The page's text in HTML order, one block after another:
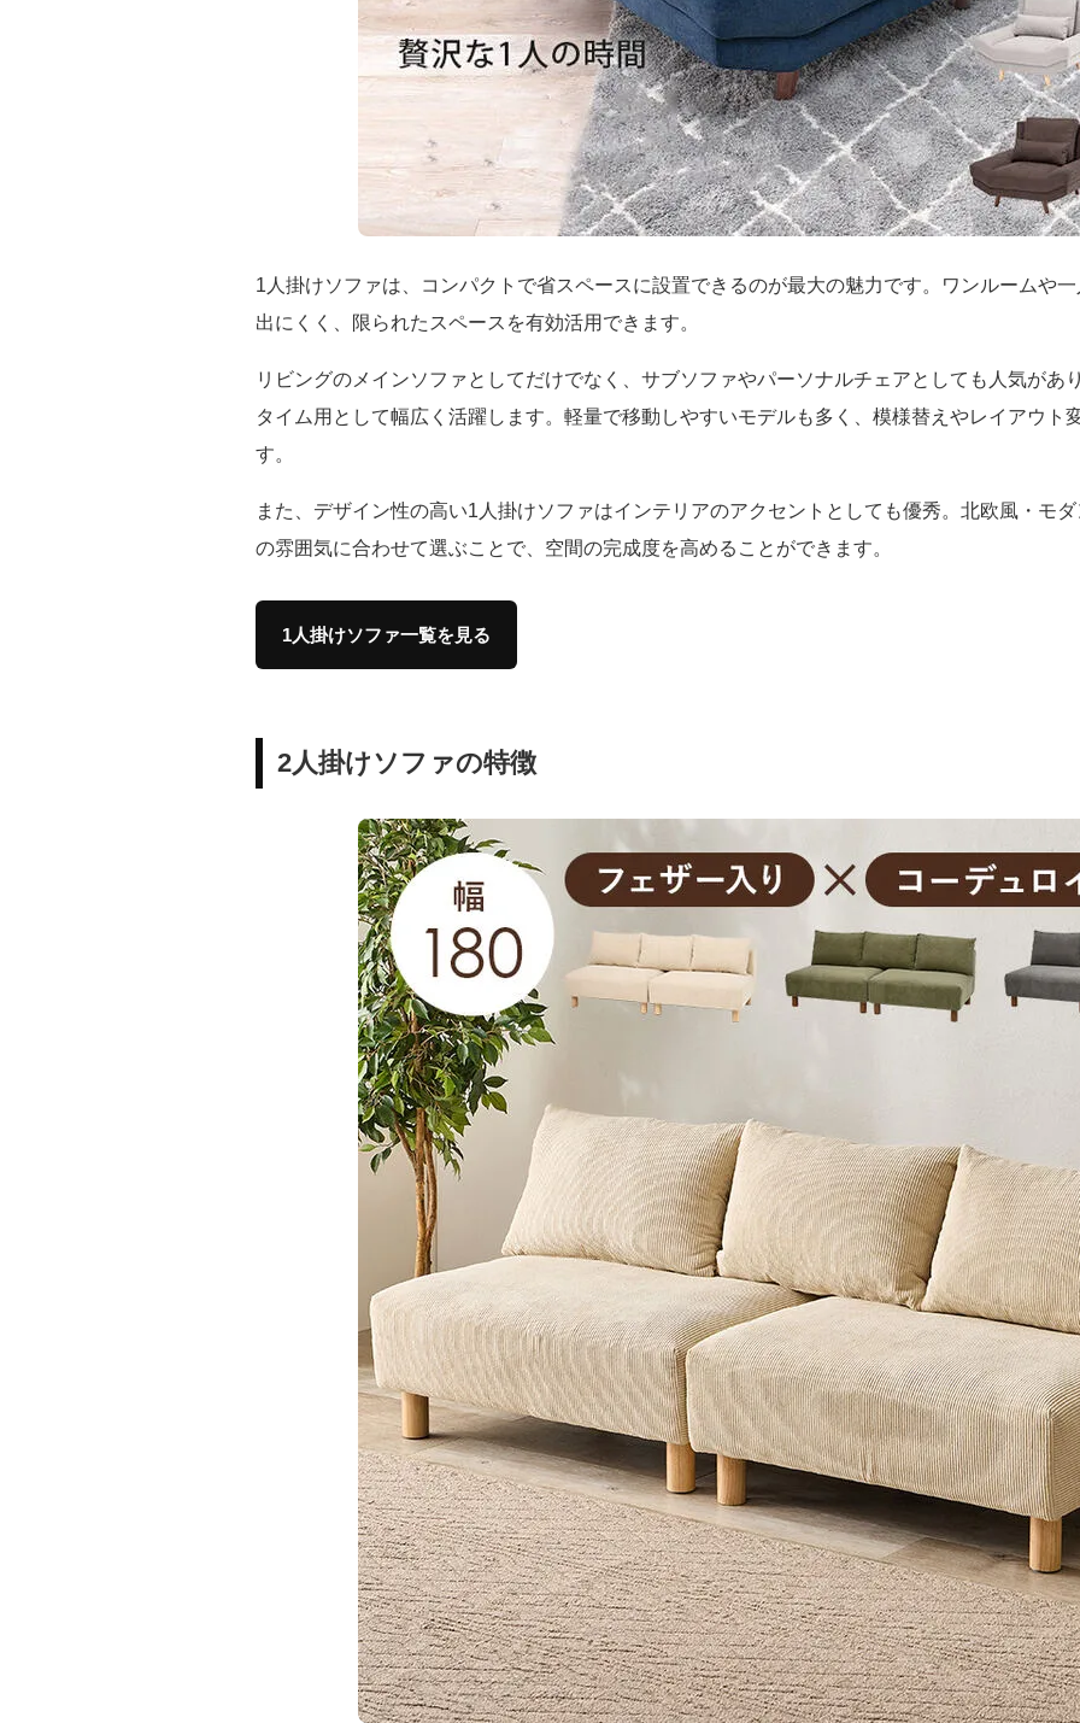
1人掛けソファは、コンパクトで省スペースに設置できるのが最大の魅力です。ワンルームや
出にくく、限られたスペースを有効活用できます。
リビングのメインソファとしてだけでなく、サブソファやパーソナルチェアとしても人気があ
タイム用として幅広く活躍します。軽量で移動しやすいモデルも多く、模様替えやレイアウト
す。
また、デザイン性の高い1人掛けソファはインテリアのアクセントとしても優秀。北欧風・モ
の雰囲気に合わせて選ぶことで、空間の完成度を高めることができます。
1人掛けソファ一覧を見る
2人掛けソファの特徴